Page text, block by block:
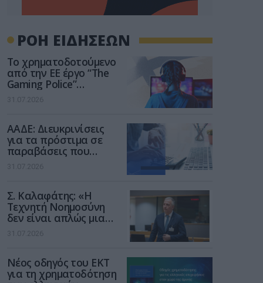
ΡΟΗ ΕΙΔΗΣΕΩΝ
Το χρηματοδοτούμενο
από την ΕΕ έργο “The
Gaming Police”
ενισχύει την ασφάλεια
των παιδιών στο
31.07.2026
ΑΑΔΕ: Διευκρινίσεις
για τα πρόστιμα σε
παραβάσεις που
αφορούν τους ΦΗΜ
31.07.2026
Σ. Καλαφάτης: «Η
Τεχνητή Νοημοσύνη
δεν είναι απλώς μια
νέα τεχνολογία, είναι
μια νέα βιομηχανική
31.07.2026
Νέος οδηγός του ΕΚΤ
για τη χρηματοδότηση